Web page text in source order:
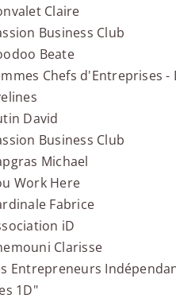
Claire
Business Club
Beate
Chefs d'Entreprises -
David
Business Club
Michael
Work Here
Fabrice
iD
Clarisse
Entrepreneurs
1D"